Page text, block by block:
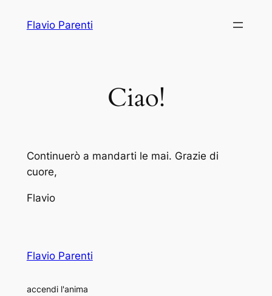
Flavio Parenti
Ciao!
Continuerò a mandarti le mai. Grazie di
cuore,
Flavio
Flavio Parenti
accendi l'anima